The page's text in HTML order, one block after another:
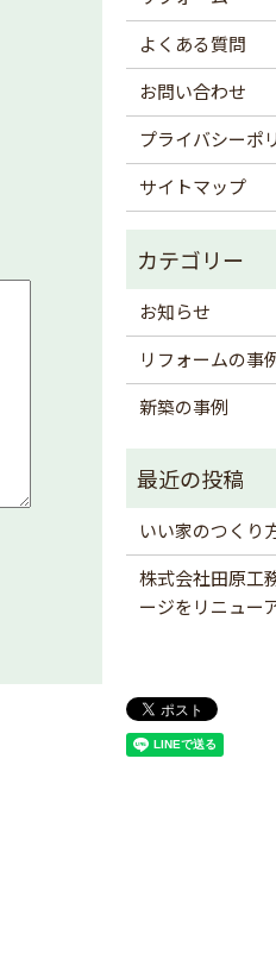
よくある質問
お問い合わせ
プライバシーポ
サイトマップ
お知らせ
リフォームの事
新築の事例
いい家のつくり
株式会社田原工
ージをリニュー